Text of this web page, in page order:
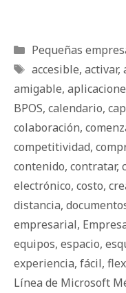
Categorías
Pequeñas
Etiquetas
accesible, activar,
amigable,
BPOS, calendario,
colaboración,
competitividad,
contenido, contratar,
electrónico, costo,
distancia,
empresarial,
equipos, espacio,
experiencia, fácil,
Línea de Microsoft